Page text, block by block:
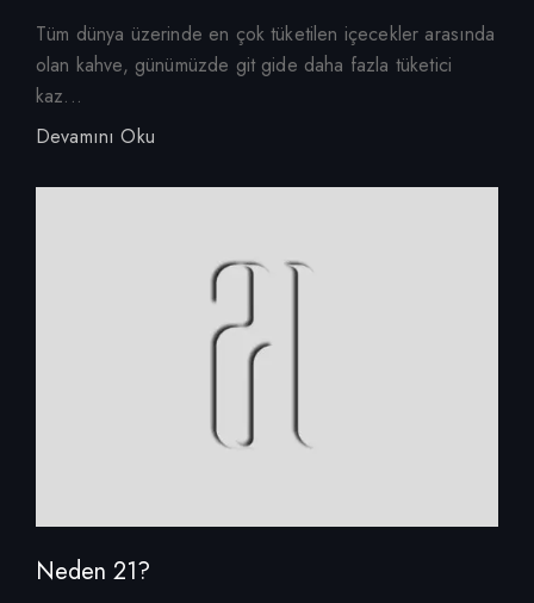
Tüm dünya üzerinde en çok tüketilen içecekler arasında
olan kahve, günümüzde git gide daha fazla tüketici
kaz...
Devamını Oku
Neden 21?